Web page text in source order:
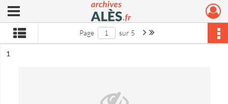
Archives municipales d'Alès
Ouvrir le menu déroulant
Page sur 5 Page suivante : 1/5
n°
1